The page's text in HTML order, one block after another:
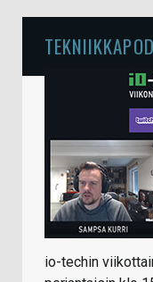
io-techin